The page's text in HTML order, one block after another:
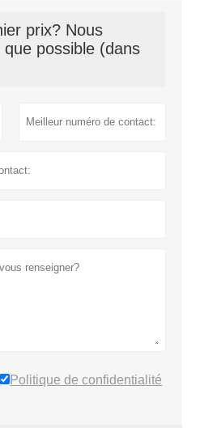
prix? Nous
possible (dans
Politique de confidentialité